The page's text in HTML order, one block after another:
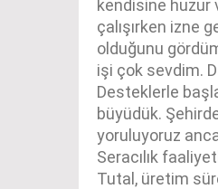
kendisine huzur
çalışırken izne
olduğunu
işi çok sevdim.
Desteklerle
büyüdük.
yoruluyoruz
Seracılık
Tutal, üretim